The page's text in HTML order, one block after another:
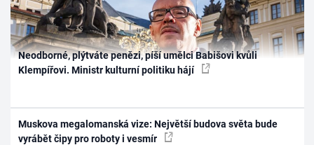
Neodborné, plýtváte penězi, píší umělci Babišovi kvůli
Klempířovi. Ministr kulturní politiku hájí
Muskova megalomanská vize: Největší budova světa bude
vyrábět čipy pro roboty i vesmír